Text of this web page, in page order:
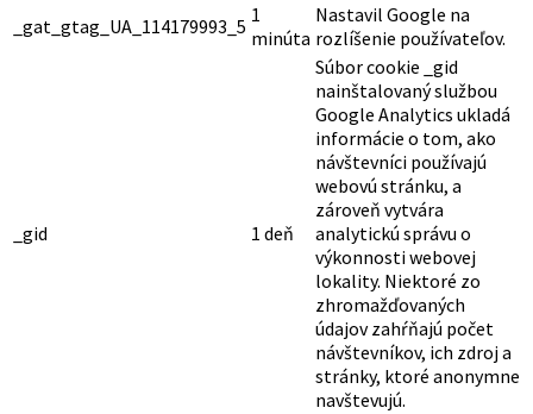
_gat_gtag_UA_114179993_5 1
minúta
Nastavil Google na
rozlíšenie používateľov.
_gid 1 deň
Súbor cookie _gid
nainštalovaný službou
Google Analytics ukladá
informácie o tom, ako
návštevníci používajú
webovú stránku, a
zároveň vytvára
analytickú správu o
výkonnosti webovej
lokality. Niektoré zo
zhromažďovaných
údajov zahŕňajú počet
návštevníkov, ich zdroj a
stránky, ktoré anonymne
navštevujú.